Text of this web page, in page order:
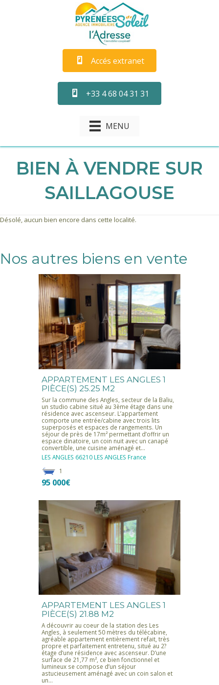
Accés extranet
+33 4 68 04 31 31
MENU
BIEN À VENDRE SUR
SAILLAGOUSE
Désolé, aucun bien encore dans cette localité.
Nos autres biens en vente
APPARTEMENT LES ANGLES 1
PIÈCE(S) 25.25 M2
Sur la commune des Angles, secteur de la Baliu,
un studio cabine situé au 3ème étage dans une
résidence avec ascenseur. L’appartement
comporte une entrée/cabine avec trois lits
superposés et espaces de rangements. Un
séjour de près de 17m² permettant d’offrir un
espace dinatoire, un coin nuit avec un canapé
convertible, une cuisine aménagé et…
LES ANGLES 66210 LES ANGLES France
1
95 000€
APPARTEMENT LES ANGLES 1
PIÈCE(S) 21.88 M2
A découvrir au coeur de la station des Les
Angles, à seulement 50 mètres du télécabine,
agréable appartement entièrement refait, très
propre et parfaitement entretenu, situé au 2?
étage d’une résidence avec ascenseur. D’une
surface de 21,77 m², ce bien fonctionnel et
lumineux se compose d’un séjour
astucieusement aménagé avec un coin salon et
un…